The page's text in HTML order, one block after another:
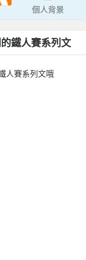
個人背景
鐵人賽系列文
人賽系列文哦